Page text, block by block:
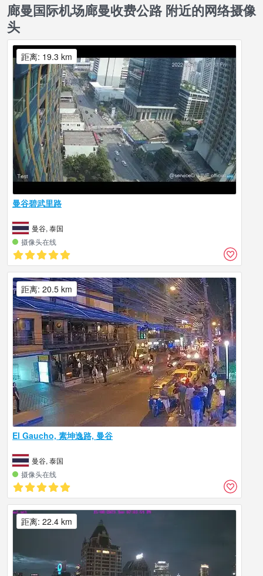
廊曼国际机场廊曼收费公路 附近的网络摄像
头
曼谷碧武里路
曼谷, 泰国
摄像头在线
距离: 19.3 km
El Gaucho, 素坤逸路, 曼谷
曼谷, 泰国
摄像头在线
距离: 20.5 km
距离: 22.4 km